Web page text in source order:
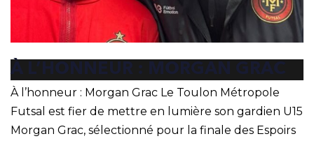
À L’HONNEUR : MORGAN GRAC
À l’honneur : Morgan Grac Le Toulon Métropole
Futsal est fier de mettre en lumière son gardien U15
Morgan Grac, sélectionné pour la finale des Espoirs